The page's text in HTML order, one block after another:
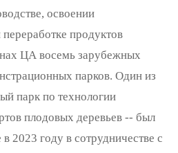
освоении
продуктов
ЦА восемь зарубежных
парков. Один из
парк по технологии
плодовых деревьев -- был
2023 году в сотрудничестве с